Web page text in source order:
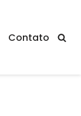
Contato